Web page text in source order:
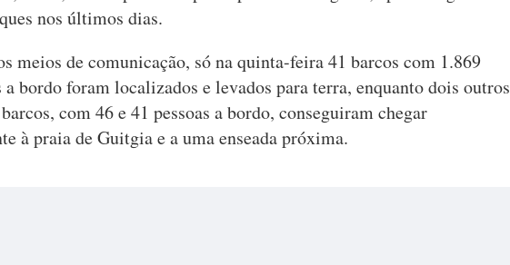
nos últimos dias.
meios de comunicação, só na quinta-feira 41 barcos com 1.869
bordo foram localizados e levados para terra, enquanto dois outros
com 46 e 41 pessoas a bordo, conseguiram chegar
à praia de Guitgia e a uma enseada próxima.